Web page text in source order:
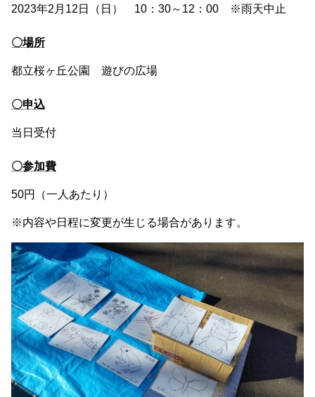
2023年2月12日（日） 10：30～12：00 ※雨天中止
〇場所
都立桜ヶ丘公園 遊びの広場
〇申込
当日受付
〇参加費
50円（一人あたり）
※内容や日程に変更が生じる場合があります。